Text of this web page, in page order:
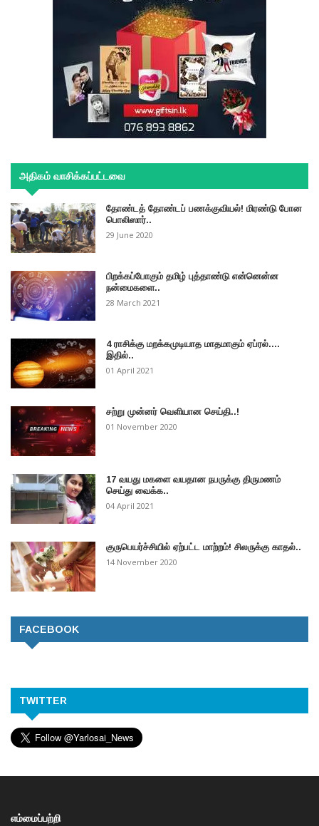
அதிகம் வாசிக்கப்பட்டவை
தோண்டத் தோண்டப் பணக்குவியல்! மிரண்டு போன
பொலிஸார்..
29 June 2020
பிறக்கப்போகும் தமிழ் புத்தாண்டு என்னென்ன
நன்மைகளை..
28 March 2021
4 ராசிக்கு மறக்கமுடியாத மாதமாகும் ஏப்ரல்....
இதில்..
01 April 2021
சற்று முன்னர் வெளியான செய்தி..!
01 November 2020
17 வயது மகளை வயதான நபருக்கு திருமணம்
செய்து வைக்க..
04 April 2021
குருபெயர்ச்சியில் ஏற்பட்ட மாற்றம்! சிலருக்கு காதல்..
14 November 2020
FACEBOOK
TWITTER
எம்மைப்பற்றி